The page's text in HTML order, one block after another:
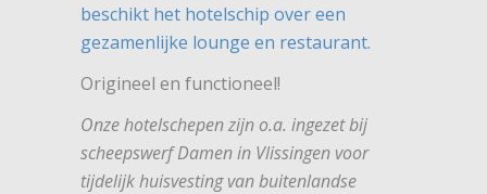
beschikt het hotelschip over een
gezamenlijke lounge en restaurant.
Origineel en functioneel!
Onze hotelschepen zijn o.a. ingezet bij
scheepswerf Damen in Vlissingen voor
tijdelijk huisvesting van buitenlandse